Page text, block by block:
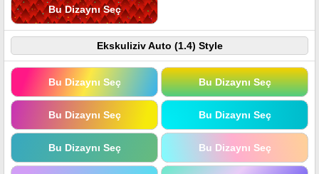
Bu Dizaynı Seç
Ekskuliziv Auto (1.4) Style
Bu Dizaynı Seç Bu Dizaynı Seç
Bu Dizaynı Seç Bu Dizaynı Seç
Bu Dizaynı Seç Bu Dizaynı Seç